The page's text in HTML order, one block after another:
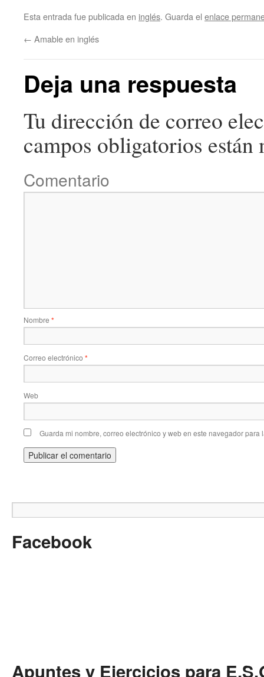
Esta entrada fue publicada en inglés. Guarda el enlace
← Amable en inglés
Deja una respuesta
Tu dirección de correo
campos obligatorios
Comentario
Nombre *
Correo electrónico *
Web
Guarda mi nombre, correo electrónico y web en este navegador para
Facebook
Apuntes y Ejercicios para